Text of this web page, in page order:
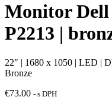
Monitor Dell
P2213 |
22″ | 1680 x 1050 | LED |
Bronze
€73.00 - s DPH